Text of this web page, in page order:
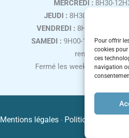
Pour offrir
cookies
ces
navigation
MERCREDI : 8H30-
JEUDI : 8H30-12H30
VENDREDI : 8H30-12H30
SAMEDI : 9H00-12H00,
rendez-vous
Fermé les week-ends et
Mentions légales - Politique de cookies